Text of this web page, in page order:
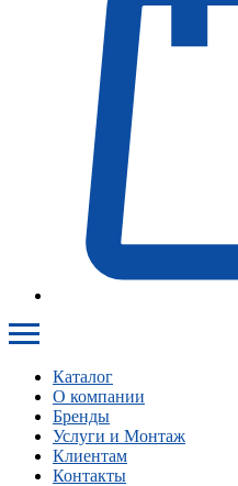
Каталог
О компании
Бренды
Услуги и Монтаж
Клиентам
Контакты